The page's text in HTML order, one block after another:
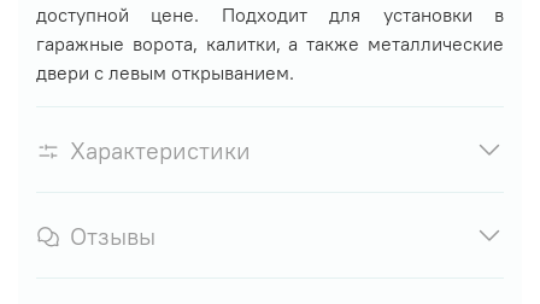
доступной цене. Подходит для установки в
гаражные ворота, калитки, а также металлические
двери с левым открыванием.
Характеристики
Отзывы